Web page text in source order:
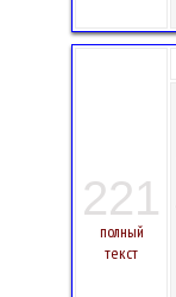
221
полный
текст